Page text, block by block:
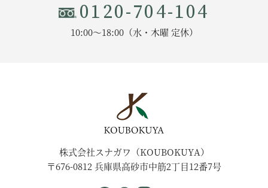
0120-704-104
10:00〜18:00（水・木曜 定休）
株式会社スナガワ（KOUBOKUYA）
〒676-0812 兵庫県高砂市中筋2丁目12番7号